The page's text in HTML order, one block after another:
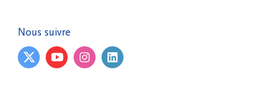
Nous suivre